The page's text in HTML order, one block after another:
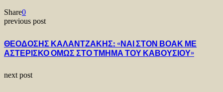
Share0
previous post
ΘΕΟΔΟΣΗΣ ΚΑΛΑΝΤΖΑΚΗΣ: «ΝΑΙ ΣΤΟΝ ΒΟΑΚ ΜΕ
ΑΣΤΕΡΙΣΚΟ ΟΜΩΣ ΣΤΟ ΤΜΗΜΑ ΤΟΥ ΚΑΒΟΥΣΙΟΥ»
next post